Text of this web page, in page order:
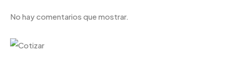
No hay comentarios que mostrar.